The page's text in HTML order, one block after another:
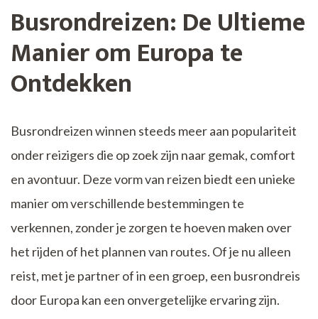
Busrondreizen: De Ultieme
Manier om Europa te
Ontdekken
Busrondreizen winnen steeds meer aan populariteit
onder reizigers die op zoek zijn naar gemak, comfort
en avontuur. Deze vorm van reizen biedt een unieke
manier om verschillende bestemmingen te
verkennen, zonder je zorgen te hoeven maken over
het rijden of het plannen van routes. Of je nu alleen
reist, met je partner of in een groep, een busrondreis
door Europa kan een onvergetelijke ervaring zijn.